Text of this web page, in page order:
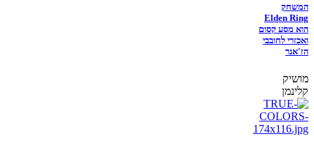
המשחק
Elden Ring
הוא מסע קסום
ואכזרי לחובבי
הז'אנר
מושיק
קלינמן